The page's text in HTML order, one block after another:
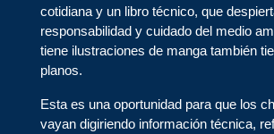
cotidiana y un libro técnico, que
responsabilidad y cuidado del medio
tiene ilustraciones de manga también
planos.
Esta es una oportunidad para que los
vayan digiriendo información técnica,